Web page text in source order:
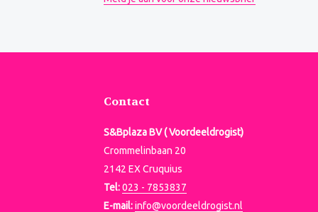
Contact
S&Bplaza BV ( Voordeeldrogist)
Crommelinbaan 20
2142 EX Cruquius
Tel:023 - 7853837
E-mail:info@voordeeldrogist.nl